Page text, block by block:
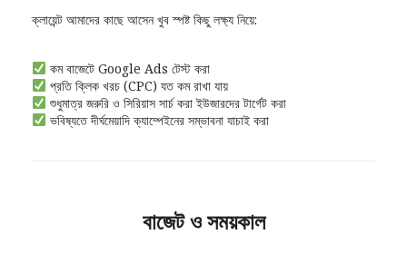
ক্লায়েন্ট আমাদের কাছে আসেন খুব স্পষ্ট কিছু লক্ষ্য নিয়ে:
কম বাজেটে Google Ads টেস্ট করা
প্রতি ক্লিক খরচ (CPC) যত কম রাখা যায়
শুধুমাত্র জরুরি ও সিরিয়াস সার্চ করা ইউজারদের টার্গেট করা
ভবিষ্যতে দীর্ঘমেয়াদি ক্যাম্পেইনের সম্ভাবনা যাচাই করা
বাজেট ও সময়কাল